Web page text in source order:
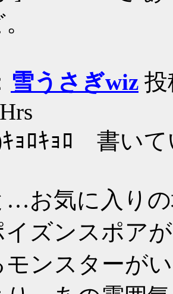
雪うさぎwiz 投
ｷｮﾛｷｮﾛ 書い
…お気に入り
ズンスポア
モンスターが